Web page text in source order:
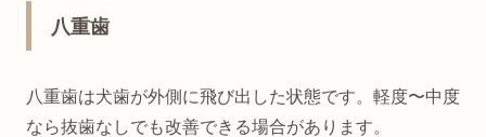
八重歯
八重歯は犬歯が外側に飛び出した状態です。軽度〜中度
なら抜歯なしでも改善できる場合があります。